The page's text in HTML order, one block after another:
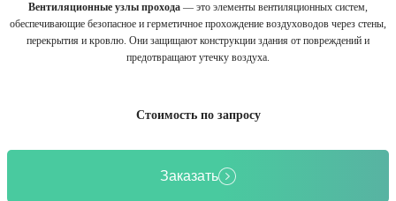
Вентиляционные узлы прохода — это элементы вентиляционных систем,
обеспечивающие безопасное и герметичное прохождение воздуховодов через стены,
перекрытия и кровлю. Они защищают конструкции здания от повреждений и
предотвращают утечку воздуха.
Стоимость по запросу
Заказать